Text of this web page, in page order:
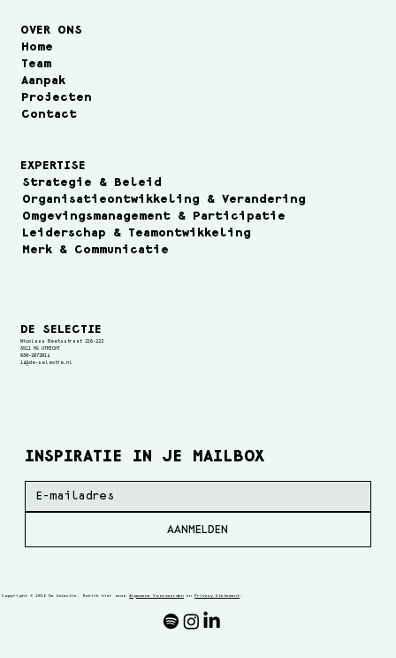
OVER ONS
Home
Team
Aanpak
Projecten
Contact
EXPERTISE
Strategie & Beleid
Organisatieontwikkeling & Verandering
Omgevingsmanagement & Participatie
Leiderschap & Teamontwikkeling
Merk & Communicatie
DE SELECTIE
Nicolaas Beetsstraat 216-222
3511 HG UTRECHT
030-2072014
14@de-selectie.nl
INSPIRATIE IN JE MAILBOX
AANMELDEN
Copyright © 2026 De Selectie. Bekijk hier onzeAlgemene Voorwaarden enPrivacy Statement